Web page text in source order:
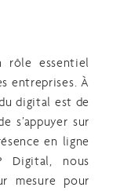
rôle essentiel
entreprises.À
digital est de
s’appuyer sur
en ligne
Digital, nous
mesure pour